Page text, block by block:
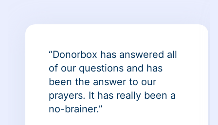
“Donorbox has answered all
of our questions and has
been the answer to our
prayers. It has really been a
no-brainer.”